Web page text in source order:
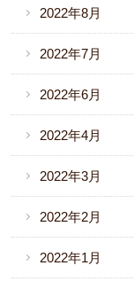
2022年8月
2022年7月
2022年6月
2022年4月
2022年3月
2022年2月
2022年1月